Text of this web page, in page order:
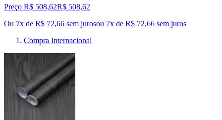
Preço R$ 508,62R$ 508,62
Ou 7x de R$ 72,66 sem jurosou 7x de R$ 72,66 sem juros
Compra Internacional